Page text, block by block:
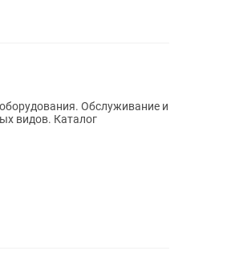
Обслуживание и
Каталог